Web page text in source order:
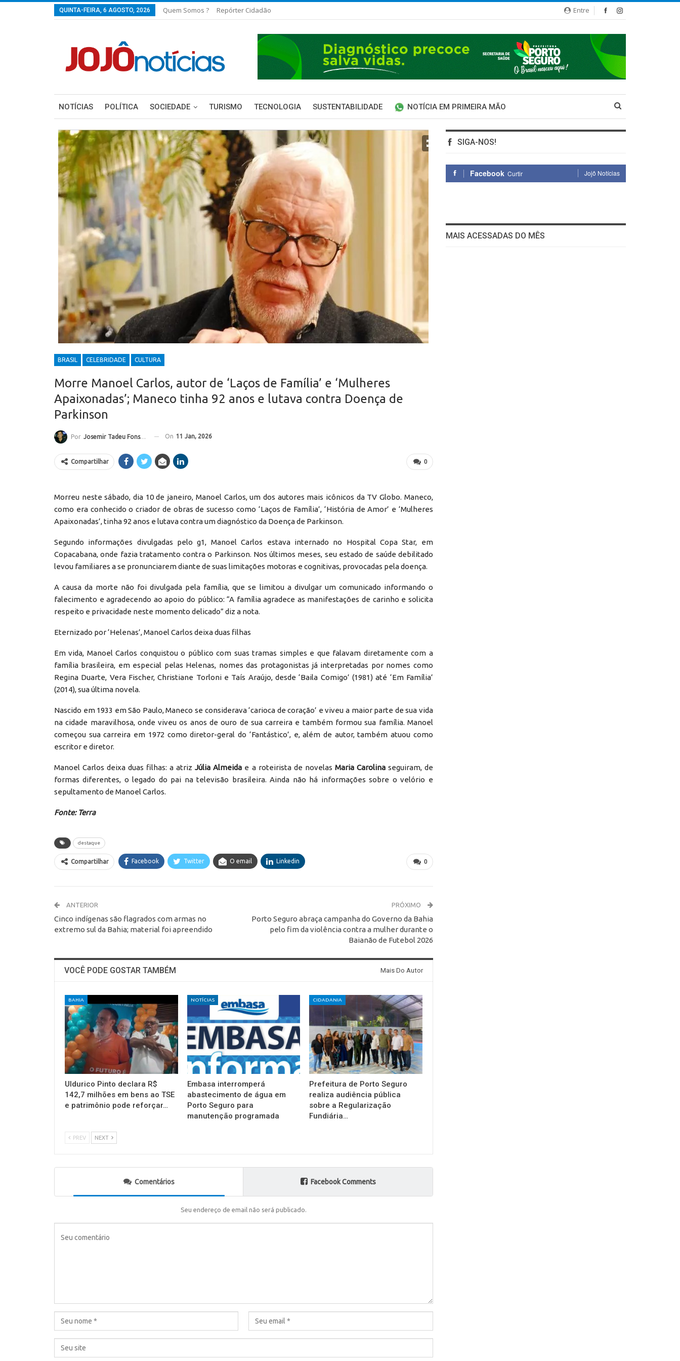
Entre
QUINTA-FEIRA, 6 AGOSTO, 2026 Quem Somos ? Repórter Cidadão
NOTÍCIAS POLÍTICA SOCIEDADE TURISMO TECNOLOGIA SUSTENTABILIDADE NOTÍCIA EM PRIMEIRA MÃO
BRASIL CELEBRIDADE CULTURA
Morre Manoel Carlos, autor de ‘Laços de Família’ e ‘Mulheres
Apaixonadas’; Maneco tinha 92 anos e lutava contra Doença de
Parkinson
Por Josemir Tadeu Fonseca On 11 Jan, 2026
0
Compartilhar
Morreu neste sábado, dia 10 de janeiro, Manoel Carlos, um dos autores mais icônicos da TV Globo. Maneco,
como era conhecido o criador de obras de sucesso como ‘Laços de Família’, ‘História de Amor’ e ‘Mulheres
Apaixonadas’, tinha 92 anos e lutava contra um diagnóstico da Doença de Parkinson.
Segundo informações divulgadas pelo g1, Manoel Carlos estava internado no Hospital Copa Star, em
Copacabana, onde fazia tratamento contra o Parkinson. Nos últimos meses, seu estado de saúde debilitado
levou familiares a se pronunciarem diante de suas limitações motoras e cognitivas, provocadas pela doença.
A causa da morte não foi divulgada pela família, que se limitou a divulgar um comunicado informando o
falecimento e agradecendo ao apoio do público: “A família agradece as manifestações de carinho e solicita
respeito e privacidade neste momento delicado” diz a nota.
Eternizado por ‘Helenas’, Manoel Carlos deixa duas filhas
Em vida, Manoel Carlos conquistou o público com suas tramas simples e que falavam diretamente com a
família brasileira, em especial pelas Helenas, nomes das protagonistas já interpretadas por nomes como
Regina Duarte, Vera Fischer, Christiane Torloni e Taís Araújo, desde ‘Baila Comigo’ (1981) até ‘Em Família’
(2014), sua última novela.
Nascido em 1933 em São Paulo, Maneco se considerava ‘carioca de coração’ e viveu a maior parte de sua vida
na cidade maravilhosa, onde viveu os anos de ouro de sua carreira e também formou sua família. Manoel
começou sua carreira em 1972 como diretor-geral do ‘Fantástico’, e, além de autor, também atuou como
escritor e diretor.
Manoel Carlos deixa duas filhas: a atrizJúlia Almeida e a roteirista de novelas Maria Carolinaseguiram, de
formas diferentes, o legado do pai na televisão brasileira. Ainda não há informações sobre o velório e
sepultamento de Manoel Carlos.
Fonte: Terra
destaque
0
Compartilhar Facebook Twitter O email Linkedin
ANTERIOR
Cinco indígenas são flagrados com armas no
extremo sul da Bahia; material foi apreendido
PRÓXIMO
Porto Seguro abraça campanha do Governo da Bahia
pelo fim da violência contra a mulher durante o
Baianão de Futebol 2026
VOCÊ PODE GOSTAR TAMBÉM Mais Do Autor
BAHIA
Uldurico Pinto declara R$
142,7 milhões em bens ao TSE
e patrimônio pode reforçar…
NOTÍCIAS
Embasa interromperá
abastecimento de água em
Porto Seguro para
manutenção programada
CIDADANIA
Prefeitura de Porto Seguro
realiza audiência pública
sobre a Regularização
Fundiária…
PREV NEXT
Comentários Facebook Comments
Seu endereço de email não será publicado.
SIGA-NOS!
Facebook Curtir Jojô Notícias
MAIS ACESSADAS DO MÊS